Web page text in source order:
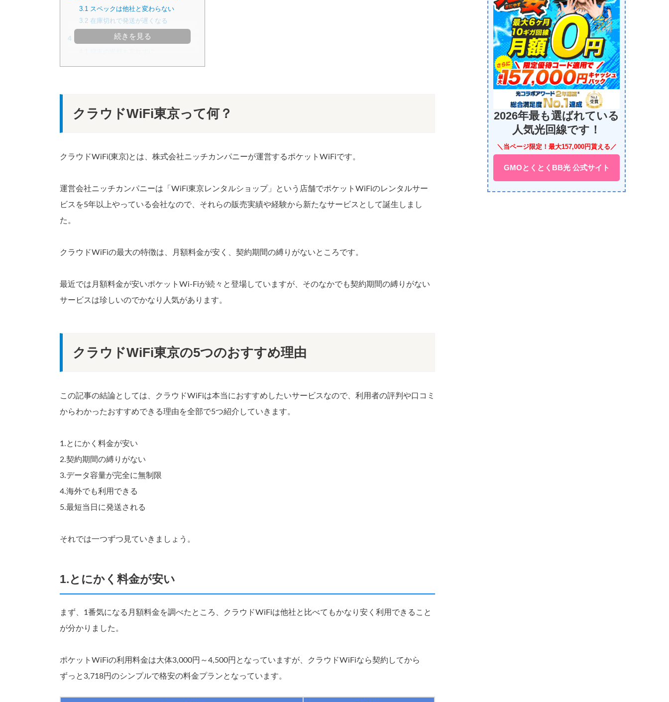
3.1 スペックは他社と変わらない
3.2在庫切れで発送が遅くなる
4 クラウドWiFi東京の解約方法を確認
続きを見る
クラウドWiFi東京って何？
クラウドWiFi(東京)とは、株式会社ニッチカンパニーが運営するポケットWiFiです。
運営会社ニッチカンパニーは「WiFi東京レンタルショップ」という店舗でポケットWiFiのレンタルサー
ビスを5年以上やっている会社なので、それらの販売実績や経験から新たなサービスとして誕生しまし
た。
クラウドWiFiの最大の特徴は、月額料金が安く、契約期間の縛りがないところです。
最近では月額料金が安いポケットWi-Fiが続々と登場していますが、そのなかでも契約期間の縛りがない
サービスは珍しいのでかなり人気があります。
クラウドWiFi東京の5つのおすすめ理由
この記事の結論としては、クラウドWiFiは本当におすすめしたいサービスなので、利用者の評判や口コミ
からわかったおすすめできる理由を全部で5つ紹介していきます。
1.とにかく料金が安い
2.契約期間の縛りがない
3.データ容量が完全に無制限
4.海外でも利用できる
5.最短当日に発送される
それでは一つずつ見ていきましょう。
1.とにかく料金が安い
まず、1番気になる月額料金を調べたところ、クラウドWiFiは他社と比べてもかなり安く利用できること
が分かりました。
ポケットWiFiの利用料金は大体3,000円～4,500円となっていますが、クラウドWiFiなら契約してから
ずっと3,718円のシンプルで格安の料金プランとなっています。
2026年最も選ばれている
人気光回線です！
＼当ページ限定！最大157,000円貰える／
GMOとくとくBB光 公式サイト